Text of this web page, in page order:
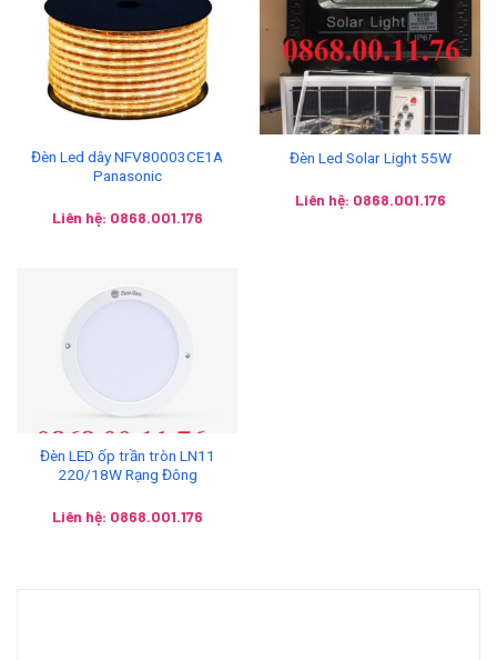
Đèn Led dây NFV80003CE1A
Panasonic
Liên hệ: 0868.001.176
Đèn Led Solar Light 55W
Liên hệ: 0868.001.176
Đèn LED ốp trần tròn LN11
220/18W Rạng Đông
Liên hệ: 0868.001.176